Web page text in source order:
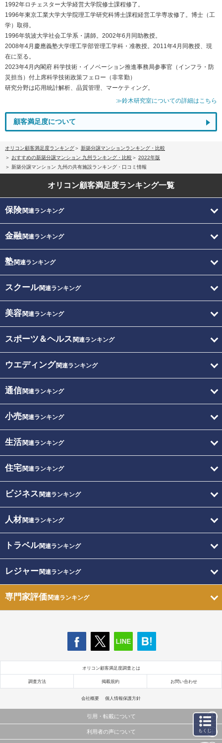
1992年ロチェスター大学経営大学院修士課程修了。
1996年東京工業大学大学院理工学研究科博士課程経営工学専攻修了。博士（工
学）取得。
1996年筑波大学社会工学系・講師。2002年6月同助教授。
2008年4月慶應義塾大学理工学部管理工学科・准教授。2011年4月同教授、現
在に至る。
2023年4月内閣府 科学技術・イノベーション推進事務局参事官（インフラ・防
災担当）付上席科学技術政策フェロー（非常勤）
研究分野は応用統計解析、品質管理、マーケティング。
≫鈴木研究室についての詳細はこちら
顧客満足度について
オリコン顧客満足度ランキング
新築分譲マンションランキング・比較
おすすめの新築分譲マンション 九州ランキング・比較
2022年版
新築分譲マンション 九州の共有施設ランキング・口コミ情報
オリコン顧客満足度ランキング一覧
保険関連ランキング
金融関連ランキング
塾関連ランキング
スクール関連ランキング
美容関連ランキング
スポーツ＆ヘルス 関連ランキング
ウエディング関連ランキング
通信関連ランキング
小売関連ランキング
生活関連ランキング
住宅関連ランキング
ビジネス 関連ランキング
人材関連ランキング
トラベル関連ランキング
レジャー関連ランキング
専門家評価関連ランキング
オリコン顧客満足度調査とは
調査方法 掲載規約 お問い合わせ
会社概要 個人情報保護方針
引用・転載について
当サイトで公開されている情報（文字、写真、イラスト、画像データ等）及びこれらの配置・
利用者の声について もくじ